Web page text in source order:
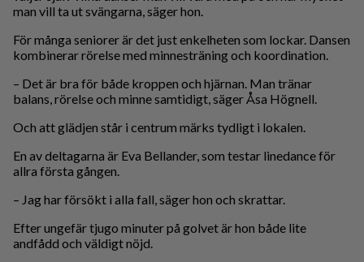
man vill ta ut svängarna, säger hon.
För många seniorer är det just enkelheten som lockar. Dansen
kombinerar rörelse med minnesträning och koordination.
– Det är bra för både kroppen och hjärnan. Man tränar
balans, rörelse och minne samtidigt, säger Åsa Högnell.
Och att glädjen står i centrum märks tydligt i lokalen.
En av deltagarna är Eva Bellander, som testar linedance för
allra första gången.
– Jag har försökt i alla fall, säger hon och skrattar.
Efter ungefär tjugo minuter på golvet är hon både lite
andfådd och väldigt nöjd.